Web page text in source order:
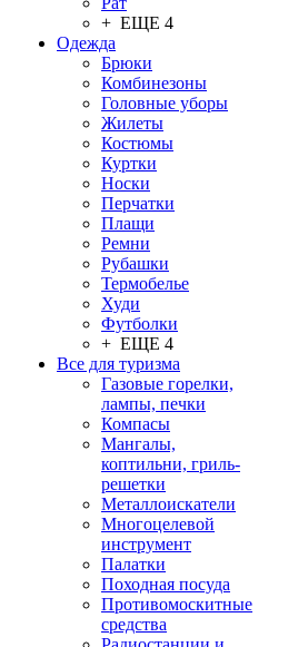
+ ЕЩЕ 4
Одежда
Брюки
Комбинезоны
Головные уборы
Жилеты
Костюмы
Куртки
Носки
Перчатки
Плащи
Ремни
Рубашки
Термобелье
Худи
Футболки
+ ЕЩЕ 4
Все для туризма
Газовые горелки,
лампы, печки
Компасы
Мангалы,
коптильни, гриль-
решетки
Металлоискатели
Многоцелевой
инструмент
Палатки
Походная посуда
Противомоскитные
средства